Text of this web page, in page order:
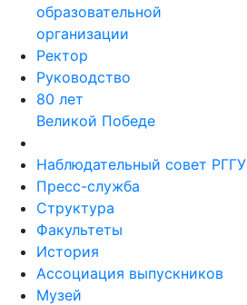
образовательной
организации
Ректор
Руководство
80 лет
Великой Победе
Наблюдательный совет РГГУ
Пресс-служба
Структура
Факультеты
История
Ассоциация выпускников
Музей